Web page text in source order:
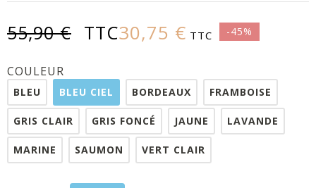
55,90 € TTC30,75 € TTC -45%
COULEUR
BLEU BLEU CIEL BORDEAUX FRAMBOISE
GRIS CLAIR GRIS FONCÉ JAUNE LAVANDE
MARINE SAUMON VERT CLAIR